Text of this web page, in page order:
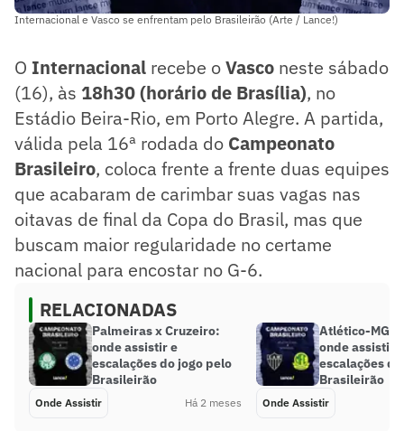
Internacional e Vasco se enfrentam pelo Brasileirão (Arte / Lance!)
O Internacional recebe oVasco neste sábado
(16), às 18h30 (horário de Brasília), no
Estádio Beira-Rio, em Porto Alegre. A partida,
válida pela 16ª rodada do Campeonato
Brasileiro, coloca frente a frente duas equipes
que acabaram de carimbar suas vagas nas
oitavas de final da Copa do Brasil, mas que
buscam maior regularidade no certame
nacional para encostar no G-6.
RELACIONADAS
Palmeiras x Cruzeiro:
onde assistir e
escalações do jogo pelo
Brasileirão
Onde Assistir Há 2 meses
Atlético-MG x
onde assistir,
escalações
Brasileirão
Onde Assistir